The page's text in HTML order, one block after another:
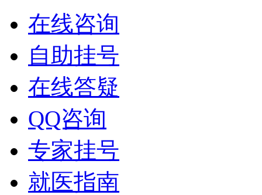
在线咨询
自助挂号
在线答疑
QQ咨询
专家挂号
就医指南